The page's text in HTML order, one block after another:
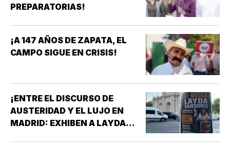
PREPARATORIAS!
¡A 147 AÑOS DE ZAPATA, EL
CAMPO SIGUE EN CRISIS!
¡ENTRE EL DISCURSO DE
AUSTERIDAD Y EL LUJO EN
MADRID: EXHIBEN A LAYDA